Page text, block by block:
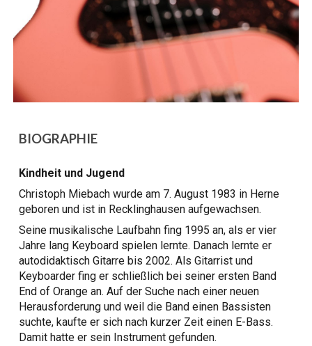
BIOGRAPHIE
Kindheit und Jugend
Christoph Miebach wurde am 7. August 1983 in Herne
geboren und ist in Recklinghausen aufgewachsen.
Seine musikalische Laufbahn fing 1995 an, als er vier
Jahre lang Keyboard spielen lernte. Danach lernte er
autodidaktisch Gitarre bis 2002. Als Gitarrist und
Keyboarder fing er schließlich bei seiner ersten Band
End of Orange an. Auf der Suche nach einer neuen
Herausforderung und weil die Band einen Bassisten
suchte, kaufte er sich nach kurzer Zeit einen E-Bass.
Damit hatte er sein Instrument gefunden.